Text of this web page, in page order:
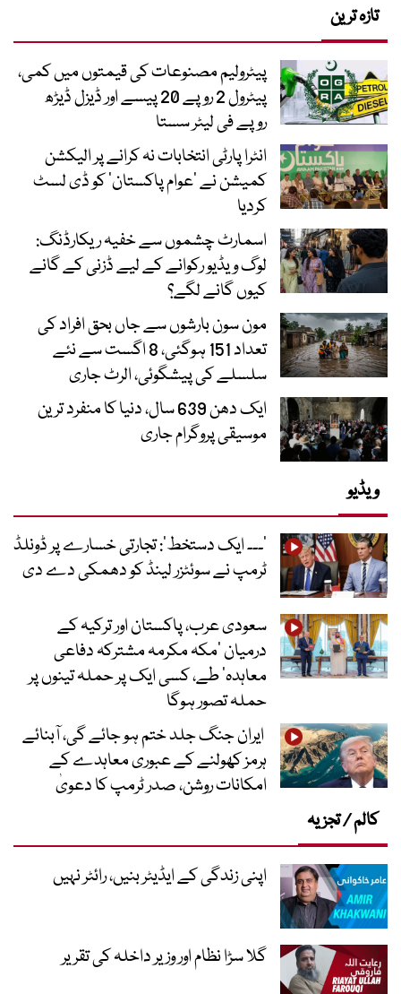
تازہ ترین
پیٹرولیم مصنوعات کی قیمتوں میں کمی،
پیٹرول 2 روپے 20 پیسے اور ڈیزل ڈیڑھ
روپے فی لیٹر سستا
انٹرا پارٹی انتخابات نہ کرانے پر الیکشن
کمیشن نے ’عوام پاکستان‘ کو ڈی لسٹ
کردیا
اسمارٹ چشموں سے خفیہ ریکارڈنگ:
لوگ ویڈیو رکوانے کے لیے ڈزنی کے گانے
کیوں گانے لگے؟
مون سون بارشوں سے جاں بحق افراد کی
تعداد 151 ہوگئی، 8 اگست سے نئے
سلسلے کی پیشگوئی، الرٹ جاری
ایک دھن 639 سال، دنیا کا منفرد ترین
موسیقی پروگرام جاری
ویڈیو
’۔۔۔ ایک دستخط‘: تجارتی خسارے پر ڈونلڈ
ٹرمپ نے سوئٹزر لینڈ کو دھمکی دے دی
سعودی عرب، پاکستان اور ترکیہ کے
درمیان ’مکہ مکرمہ مشترکہ دفاعی
معاہدہ‘ طے، کسی ایک پر حملہ تینوں پر
حملہ تصور ہوگا
ایران جنگ جلد ختم ہو جائے گی، آبنائے
ہرمز کھولنے کے عبوری معاہدے کے
امکانات روشن، صدر ٹرمپ کا دعویٰ
کالم / تجزیہ
اپنی زندگی کے ایڈیٹر بنیں، رائٹر نہیں
گلا سڑا نظام اور وزیر داخلہ کی تقریر